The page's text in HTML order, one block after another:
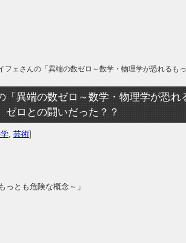
フェさんの「異端の数ゼロ～数学・物理学が恐れるも
「異端の数ゼロ～数学・物理学が恐れ
ゼロとの闘いだった？？
芸術]
っとも危険な概念～」